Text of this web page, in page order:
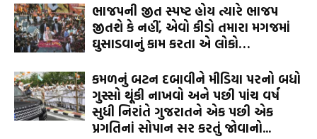
ભાજપની જીત સ્પષ્ટ હોય ત્યારે ભાજપ
જીતશે કે નહીં, એવો કીડો તમારા મગજમાં
ઘુસાડવાનું કામ કરતા એ લોકો…
કમળનું બટન દબાવીને મીડિયા પરનો બધો
ગુસ્સો થૂંકી નાખવો અને પછી પાંચ વર્ષ
સુધી નિરાંતે ગુજરાતને એક પછી એક
પ્રગતિનાં સોપાન સર કરતું જોવાનો...